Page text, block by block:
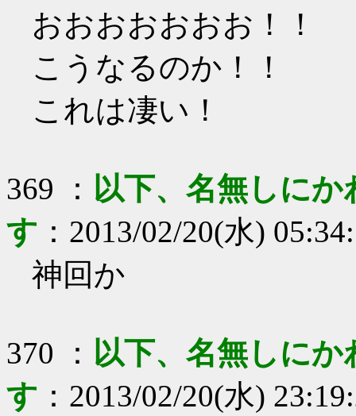
おおおおおおお！！
こうなるのか！！
これは凄い！
369 ： 以下、名無しに
す ： 2013/02/20(水)
神回か
370 ： 以下、名無しに
す ： 2013/02/20(水)